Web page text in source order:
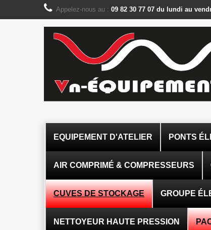
Panneau de gestion des cookies
Appelez-nous au : 09 82 30 77 07 du lundi au
EQUIPEMENT D'ATELIER PONTS
AIR COMPRIMÉ & COMPRESSEURS
CUVES DE STOCKAGE GROUPE
NETTOYEUR HAUTE PRESSION